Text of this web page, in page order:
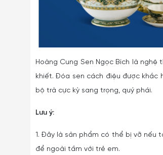
Hoàng Cung Sen Ngọc Bích là
khiết. Đóa sen cách điệu được khắc
bộ trà cực kỳ sang trọng, quý phái.
Lưu ý:
1. Đây là sản phẩm có thể bị vỡ nếu
để ngoài tầm với trẻ em.